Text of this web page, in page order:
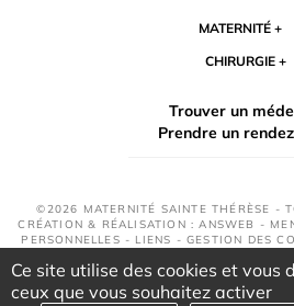
MATERNITÉ
CHIRURGIE
Trouver un
Prendre un
©2026 MATERNITÉ SAINTE THÉRÈSE -
CRÉATION & RÉALISATION : ANSWEB -
PERSONNELLES - LIENS -GESTION DES
Ce site utilise des cookies et vous
ceux que vous souhaitez activer